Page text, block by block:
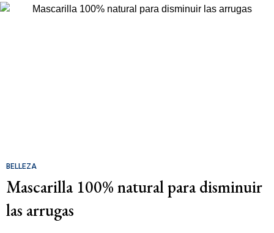
BELLEZA
Mascarilla 100% natural para disminuir
las arrugas